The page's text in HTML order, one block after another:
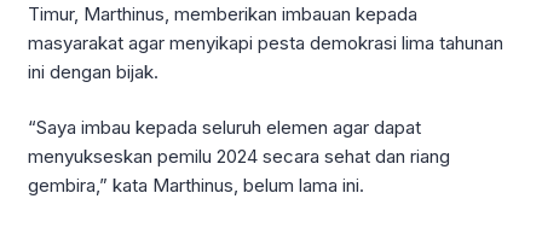
Timur, Marthinus, memberikan imbauan kepada
masyarakat agar menyikapi pesta demokrasi lima tahunan
ini dengan bijak.
“Saya imbau kepada seluruh elemen agar dapat
menyukseskan pemilu 2024 secara sehat dan riang
gembira,” kata Marthinus, belum lama ini.